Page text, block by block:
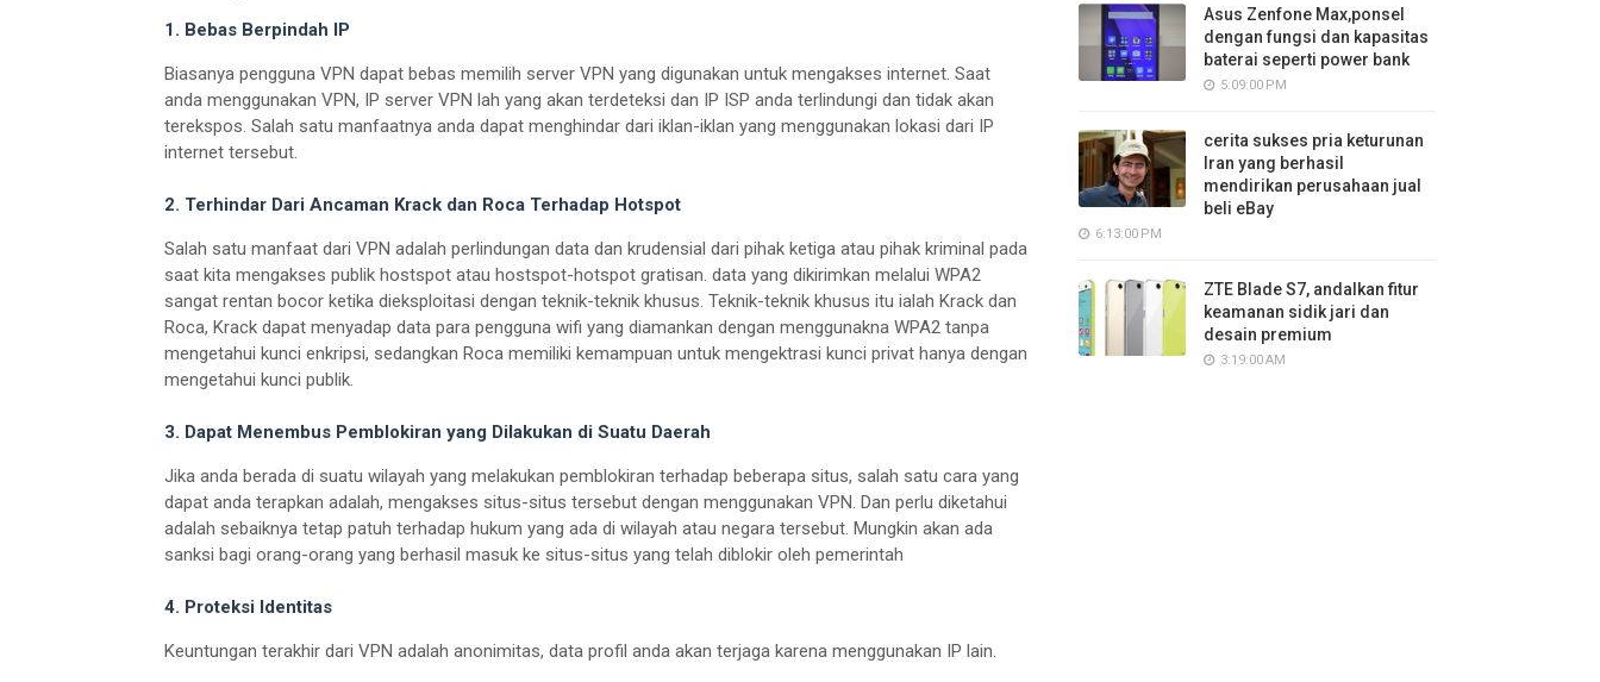
1. Bebas Berpindah IP
Biasanya pengguna VPN dapat bebas memilih server VPN yang digunakan untuk mengakses internet. Saat
anda menggunakan VPN, IP server VPN lah yang akan terdeteksi dan IP ISP anda terlindungi dan tidak akan
terekspos. Salah satu manfaatnya anda dapat menghindar dari iklan-iklan yang menggunakan lokasi dari IP
internet tersebut.
2. Terhindar Dari Ancaman Krack dan Roca Terhadap Hotspot
Salah satu manfaat dari VPN adalah perlindungan data dan krudensial dari pihak ketiga atau pihak kriminal pada
saat kita mengakses publik hostspot atau hostspot-hotspot gratisan. data yang dikirimkan melalui WPA2
sangat rentan bocor ketika dieksploitasi dengan teknik-teknik khusus. Teknik-teknik khusus itu ialah Krack dan
Roca, Krack dapat menyadap data para pengguna wifi yang diamankan dengan menggunakna WPA2 tanpa
mengetahui kunci enkripsi, sedangkan Roca memiliki kemampuan untuk mengektrasi kunci privat hanya dengan
mengetahui kunci publik.
3. Dapat Menembus Pemblokiran yang Dilakukan di Suatu Daerah
Jika anda berada di suatu wilayah yang melakukan pemblokiran terhadap beberapa situs, salah satu cara yang
dapat anda terapkan adalah, mengakses situs-situs tersebut dengan menggunakan VPN. Dan perlu diketahui
adalah sebaiknya tetap patuh terhadap hukum yang ada di wilayah atau negara tersebut. Mungkin akan ada
sanksi bagi orang-orang yang berhasil masuk ke situs-situs yang telah diblokir oleh pemerintah
4. Proteksi Identitas
Keuntungan terakhir dari VPN adalah anonimitas, data profil anda akan terjaga karena menggunakan IP lain.
Asus Zenfone Max,ponsel
dengan fungsi dan kapasitas
baterai seperti power bank
5:09:00 PM
cerita sukses pria keturunan
Iran yang berhasil
mendirikan perusahaan jual
beli eBay
6:13:00 PM
ZTE Blade S7, andalkan fitur
keamanan sidik jari dan
desain premium
3:19:00 AM